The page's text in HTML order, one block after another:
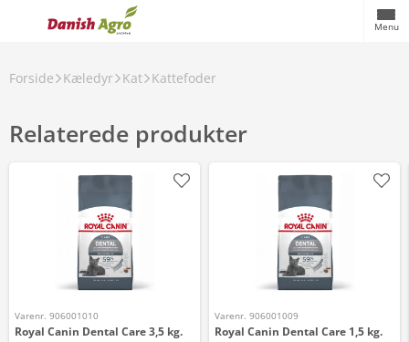
Menu
Forside Kæledyr Kat Kattefoder
Relaterede produkter
Varenr. 906001010
Royal Canin Dental Care 3,5 kg.
Varenr. 906001009
Royal Canin Dental Care 1,5 kg.